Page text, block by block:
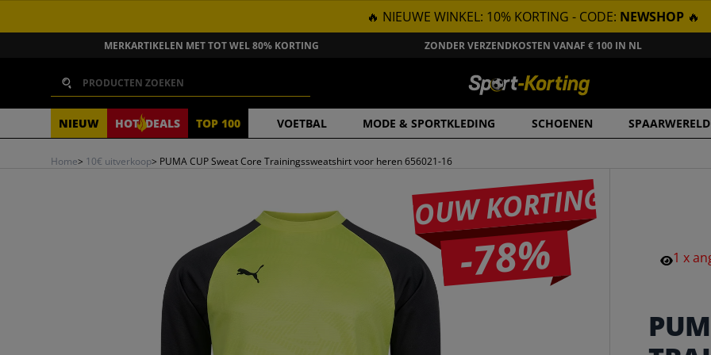
GA NAAR INHOUD
🔥 NIEUWE WINKEL: 10% KORTING - CODE: NEWSHOP 🔥
MERKARTIKELEN MET TOT WEL 80% KORTING ZONDER VERZENDKOSTEN VANAF € 100 IN NL
NIEUW HOT DEALS TOP 100 VOETBAL MODE & SPORTKLEDING SCHOENEN SPAARWERELD
Zoeken
Home> 10€ uitverkoop> PUMA CUP Sweat Core Trainingssweatshirt voor heren 656021-16
JOUW KORTING
-78% 1x